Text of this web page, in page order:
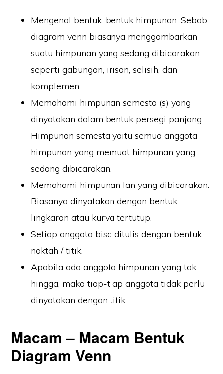
Mengenal bentuk-bentuk himpunan. Sebab
diagram venn biasanya menggambarkan
suatu himpunan yang sedang dibicarakan.
seperti gabungan, irisan, selisih, dan
komplemen.
Memahami himpunan semesta (s) yang
dinyatakan dalam bentuk persegi panjang.
Himpunan semesta yaitu semua anggota
himpunan yang memuat himpunan yang
sedang dibicarakan.
Memahami himpunan lan yang dibicarakan.
Biasanya dinyatakan dengan bentuk
lingkaran atau kurva tertutup.
Setiap anggota bisa ditulis dengan bentuk
noktah / titik.
Apabila ada anggota himpunan yang tak
hingga, maka tiap-tiap anggota tidak perlu
dinyatakan dengan titik.
Macam – Macam Bentuk
Diagram Venn